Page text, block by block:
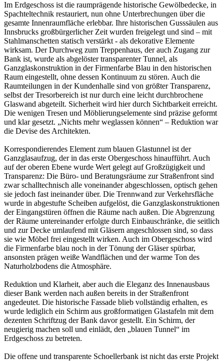
Im Erdgeschoss ist die raumprägende historische Gewölbedecke, in
Spachteltechnik restauriert, nun ohne Unterbrechungen über die
gesamte Innenraumfläche erlebbar. Ihre historischen Gusssäulen aus
Innsbrucks großbürgerlicher Zeit wurden freigelegt und sind – mit
Stahlmanschetten statisch verstärkt - als dekorative Elemente
wirksam. Der Durchweg zum Treppenhaus, der auch Zugang zur
Bank ist, wurde als abgelöster transparenter Tunnel, als
Ganzglaskonstruktion in der Firmenfarbe Blau in den historischen
Raum eingestellt, ohne dessen Kontinuum zu stören. Auch die
Raumteilungen in der Kundenhalle sind von größter Transparenz,
selbst der Tresorbereich ist nur durch eine leicht durchbrochene
Glaswand abgeteilt. Sicherheit wird hier durch Sichtbarkeit erreicht.
Die wenigen Tresen und Möblierungselemente sind präzise geformt
und klar gesetzt. „Nichts mehr weglassen können“ – Reduktion war
die Devise des Architekten.
Korrespondierendes Element zum blauen Glastunnel ist der
Ganzglasaufzug, der in das erste Obergeschoss hinaufführt. Auch
auf der oberen Ebene wurde Wert gelegt auf Großzügigkeit und
Transparenz: Die Büro- und Beratungsräume zur Straßenfront sind
zwar schalltechnisch alle voneinander abgeschlossen, optisch gehen
sie jedoch fast ineinander über. Die Trennwand zur Verkehrsfläche
wurde in abgestufte Scheiben aufgelöst, die Ganzglaskonstruktionen
der Eingangstüren öffnen die Räume nach außen. Die Abgrenzung
der Räume untereinander erfolgte durch Einbauschränke, die seitlich
und zur Decke umlaufend mit Gläsern angeschlossen sind, so dass
sie wie Möbel frei eingestellt wirken. Auch im Obergeschoss wird
die Firmenfarbe blau noch in der Tönung der Gläser spürbar,
ansonsten prägen weiße Wandflächen und der warme Ton des
Naturholzbodens die Atmosphäre.
Reduktion und Klarheit, aber auch die Eleganz des Innenausbaus
dieser Bank werden nach außen bereits in der Straßenfront
angedeutet. Die historische Fassade blieb vollständig erhalten, es
wurde lediglich ein Schirm aus großformatigen Glastafeln mit dem
dezenten Schriftzug der Bank davor gestellt. Ein Schirm, der
neugierig machen soll und einlädt, den „blauen Tunnel“ im
Erdgeschoss zu betreten.
Die offene und transparente Schoellerbank ist nicht das erste Projekt